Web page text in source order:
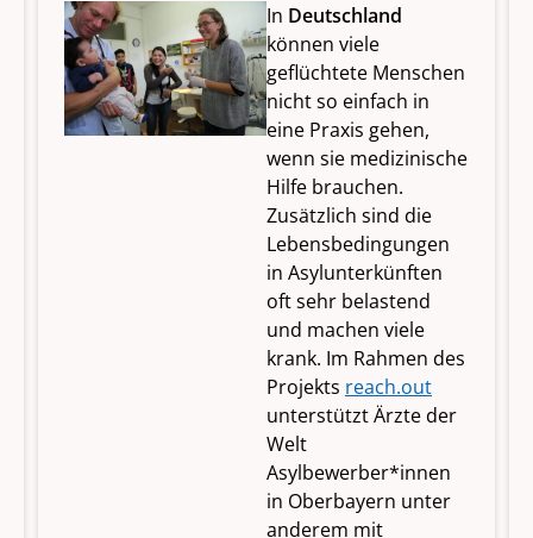
In Deutschland
können viele
geflüchtete Menschen
nicht so einfach in
eine Praxis gehen,
wenn sie medizinische
Hilfe brauchen.
Zusätzlich sind die
Lebensbedingungen
in Asylunterkünften
oft sehr belastend
und machen viele
krank. Im Rahmen des
Projekts reach.out
unterstützt Ärzte der
Welt
Asylbewerber*innen
in Oberbayern unter
anderem mit